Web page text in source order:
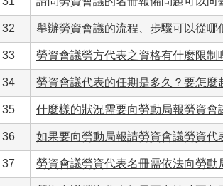
32 舉辦勞資會議的流程、步驟可以從哪
33 勞資會議勞方代表之資格有什麼限制
34 勞資會議代表的任期是多久？要怎麼
35 什麼樣的狀況需要向勞動局報勞資會
36 如果要向勞動局報請勞資會議勞資代
37 勞資會議勞資代表名冊需依法向勞動